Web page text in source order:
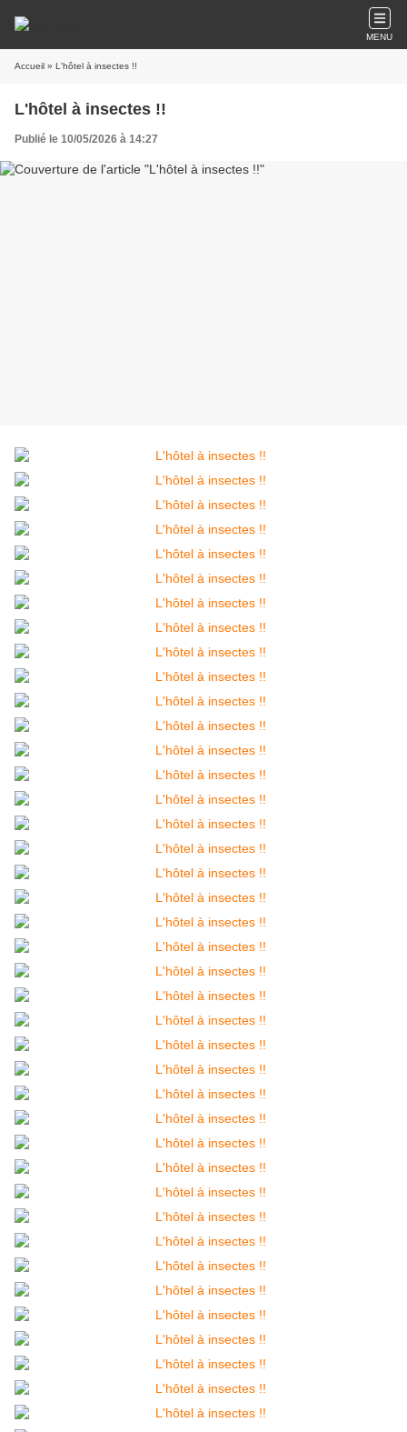
MENU
Accueil » L'hôtel à insectes !!
L'hôtel à insectes !!
Publié le 10/05/2026 à 14:27